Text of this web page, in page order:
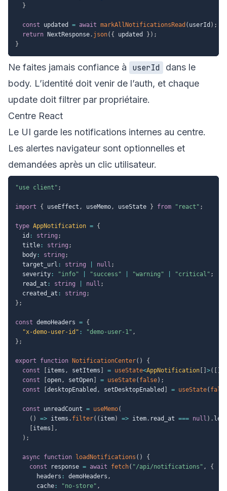
}
const updated = await markAllNotificationsRead ( userId ) ;
return NextResponse. json( { updated } ) ;
}
Ne faites jamais confiance à userId
dans le
body. L’identité doit venir de l’auth, et chaque
update doit filtrer par propriétaire.
Centre React
Le UI garde les notifications internes au centre.
Les alertes navigateur sont optionnelles et
demandées après un clic utilisateur.
"use client" ;
import { useEffect , useMemo, useState } from "react" ;
type AppNotification = {
  id
: string ;
  title
: string ;
  body
: string ;
  target_url
: string null ;
  severity
: "info" "success" "warning" "critical" ;
  read_at
: string null ;
  created_at
: string ;
} ;
const demoHeaders = {
"x-demo-user-id" : "demo-user-1" ,
} ;
export function NotificationCenter( )
{
const
items , setItems = useState<AppNotification >(
const
open, setOpen = useState( false) ;
const
desktopEnabled , setDesktopEnabled = useState(
const unreadCount = useMemo(
( ) => items . filter( ( item) => item. read_at === null ) .
items
,
) ;
async function loadNotifications ( )
{
const response = await fetch( "/api/notifications" ,
{
      headers
: demoHeaders ,
      cache
: "no-store" ,